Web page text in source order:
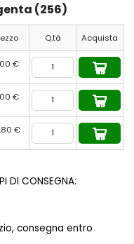
(256)
Q.tà Acquista
€
€
€
DI CONSEGNA:
consegna entro